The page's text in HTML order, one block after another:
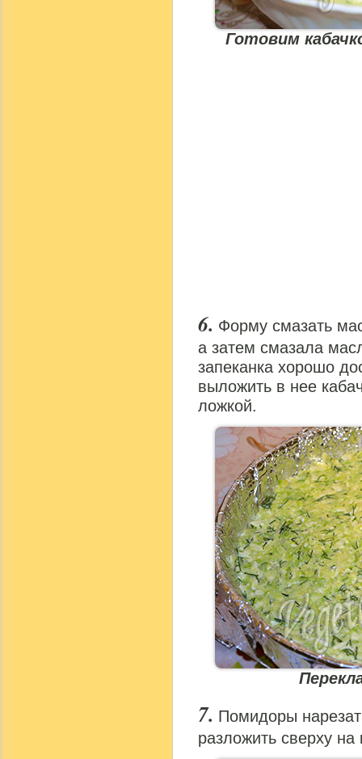
Готовим
Форму смазать
а затем смазала
запеканка хорошо
выложить в нее
ложкой.
Помидоры
разложить сверху